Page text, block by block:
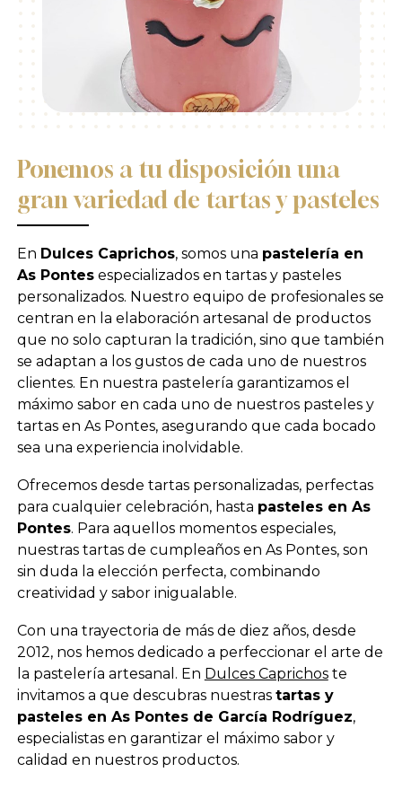
Ponemos a tu disposición una
gran variedad de tartas y pasteles
En Dulces Caprichos, somos una pastelería en
As Pontesespecializados en tartas y pasteles
personalizados. Nuestro equipo de profesionales se
centran en la elaboración artesanal de productos
que no solo capturan la tradición, sino que también
se adaptan a los gustos de cada uno de nuestros
clientes. En nuestra pastelería garantizamos el
máximo sabor en cada uno de nuestros pasteles y
tartas en As Pontes, asegurando que cada bocado
sea una experiencia inolvidable.
Ofrecemos desde tartas personalizadas, perfectas
para cualquier celebración, hasta pasteles en As
Pontes. Para aquellos momentos especiales,
nuestras tartas de cumpleaños en As Pontes, son
sin duda la elección perfecta, combinando
creatividad y sabor inigualable.
Con una trayectoria de más de diez años, desde
2012, nos hemos dedicado a perfeccionar el arte de
la pastelería artesanal. En Dulces Caprichoste
invitamos a que descubras nuestras tartas y
pasteles en As Pontes de García Rodríguez,
especialistas en garantizar el máximo sabor y
calidad en nuestros productos.